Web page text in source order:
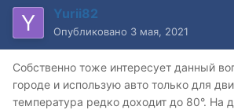
Yurii82
Опубликовано 3 мая, 2021
Собственно тоже интересует данный
городе и использую авто только для
температура редко доходит до 80°. На